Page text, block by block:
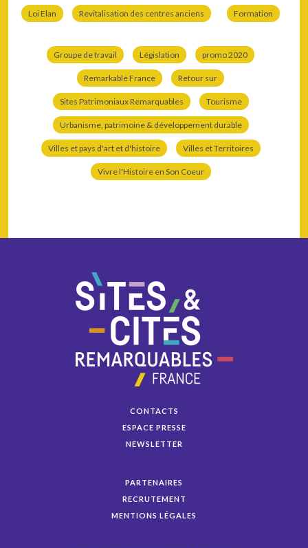
Loi Elan Revitalisation des centres anciens Formation
Groupe de travail Législation promo 2020
Remarkable France Retour sur
Sites Patrimoniaux Remarquables Tourisme
Urbanisme, patrimoine & développement durable
Villes et pays d'art et d'histoire Villes et Territoires
Vivre l'Histoire en Son Coeur
CONTACTS
ESPACE PRESSE
NEWSLETTER
PARTENAIRES
RECRUTEMENT
MENTIONS LÉGALES